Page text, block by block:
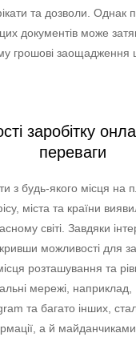
та дозволи. Однак
документів може
грошові заощадження
заробітку
переваги
з будь-якого місця на
міста та країни
світі. Завдяки
можливості для
розташування та
мережі, наприклад,
та багато інших,
а й майданчиками